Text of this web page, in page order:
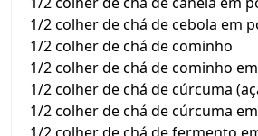
1/2 colher de chá de cebola em
1/2 colher de chá de cominho
1/2 colher de chá de cominho
1/2 colher de chá de cúrcuma
1/2 colher de chá de cúrcuma